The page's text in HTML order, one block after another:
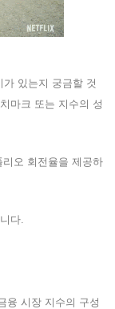
있는지 궁금할 것
마크 또는 지수의 성
오 회전율을 제공하
다.
융 시장 지수의 구성